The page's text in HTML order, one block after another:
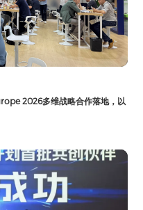
2026多维战略合作落地，以